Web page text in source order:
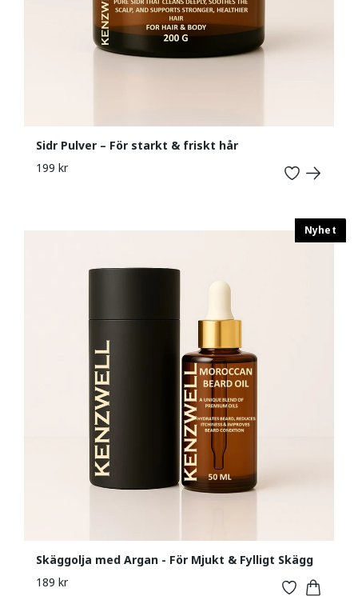
Sidr Pulver – För starkt & friskt hår
199 kr
Skäggolja med Argan - För Mjukt & Fylligt Skägg
189 kr
Nyhet